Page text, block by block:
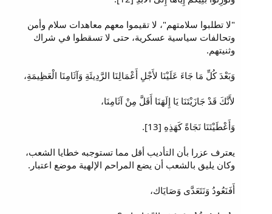
"لا تطلبوا سلامتهم"، لا تقيموا معهم معاهدات سلام وأمن
وتحالفات سياسية عسكرية، حتى لا تسقطوا في شراك
وثنيتهم.
وَبَعْدَ كُلِّ مَا جَاءَ عَلَيْنَا لأَجْلِ أَعْمَالِنَا الرَّدِيئَةِ وَآثَامِنَا الْعَظِيمَةِ،
لأَنَّكَ قَدْ جَازَيْتَنَا يَا إِلَهَنَا أَقَلَّ مِنْ آثَامِنَا،
وَأَعْطَيْتَنَا نَجَاةً كَهَذِهِ [13].
يعترف عزرا بأن التأديب أقل مما تستوجبه خطايا الشعب،
وكان يليق بالشعب أن يضع المراحم الإلهية موضع اعتبار.
أَفَنَعُودُ وَنَتَعَدَّى وَصَايَاك،